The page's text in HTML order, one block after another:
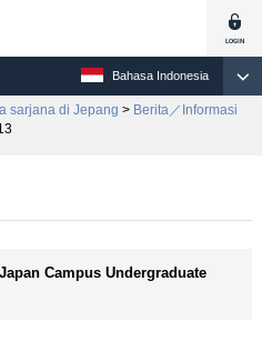
Bahasa Indonesia
sarjana di Jepang > Berita／Informasi
Campus Undergraduate